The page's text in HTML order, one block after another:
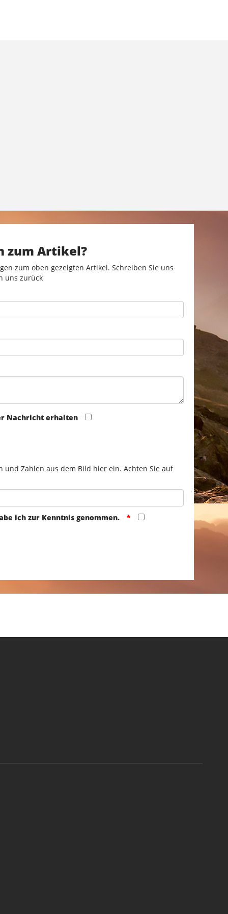
zum Artikel?
zum oben gezeigten Artikel. Schreiben Sie uns
uns zurück
Nachricht erhalten
und Zahlen aus dem Bild hier ein. Achten Sie auf
ich zur Kenntnis genommen.